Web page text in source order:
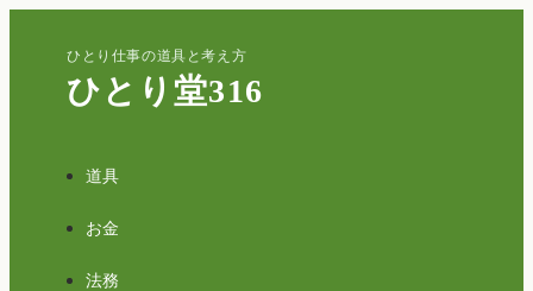
ひとり仕事の道具と考え方
ひとり堂316
道具
お金
法務